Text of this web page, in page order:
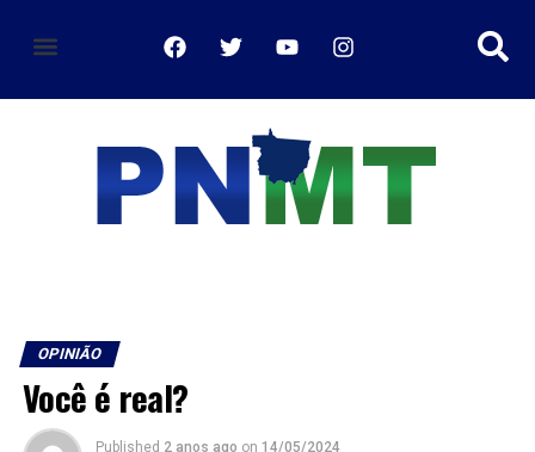
OPINIÃO
Você é real?
Published 2 anos ago on 14/05/2024